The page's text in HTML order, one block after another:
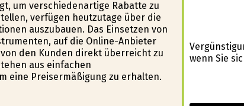
um verschiedenartige Rabatte zu
verfügen heutzutage über die
auszubauen. Das Einsetzen von
auf die Online-Anbieter
den Kunden direkt überreicht zu
aus einfachen
eine Preisermäßigung zu erhalten.
wenn Sie